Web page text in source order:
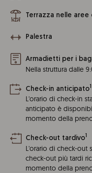
Terrazza nelle aree
Palestra
Armadietti per i
Nella struttura dalle
Check-in anticipato1
L'orario di check-in
anticipato è
momento della
Check-out tardivo1
L'orario di check-out
check-out più tardi
momento della